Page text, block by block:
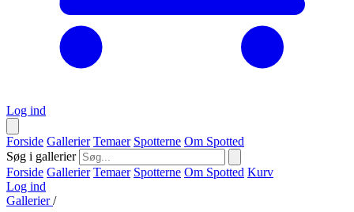
Log ind
Forside Gallerier Temaer Spotterne Om Spotted
Søg i gallerier
Forside Gallerier Temaer Spotterne Om Spotted Kurv
Log ind
Gallerier/